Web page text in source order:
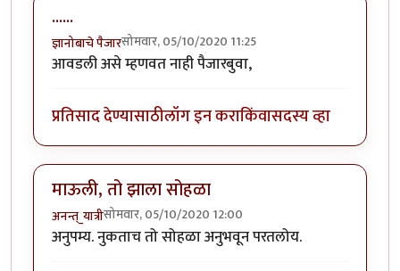
......
ज्ञानोबाचे पैजारसोमवार, 05/10/2020 11:25
आवडली असे म्हणवत नाही पैजारबुवा,
प्रतिसाद देण्यासाठीलॉग इन कराकिंवासदस्य व्हा
माऊली, तो झाला सोहळा
अनन्त्_यात्रीसोमवार, 05/10/2020 12:00
अनुपम्य. नुकताच तो सोहळा अनुभवून परतलोय.